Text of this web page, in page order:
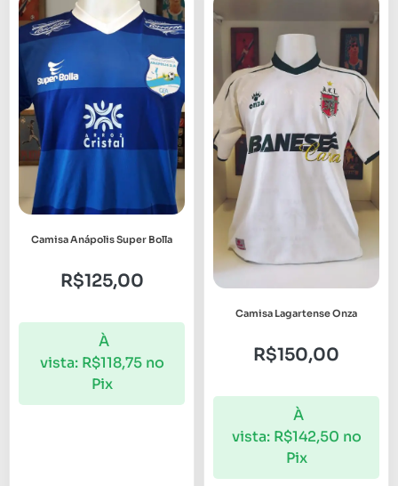
Camisa Anápolis Super Bolla
R$125,00
À
vista: R$118,75 no
Pix
Camisa Lagartense Onza
R$150,00
À
vista: R$142,50 no
Pix